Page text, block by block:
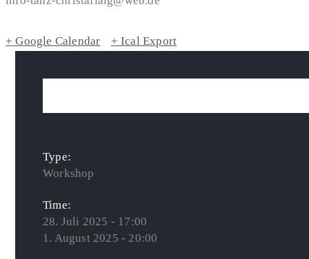
+ Google Calendar + Ical Export
Type:
Workshop
Time:
28. Juli 2025 - 17:00
1. August 2025 - 20:00